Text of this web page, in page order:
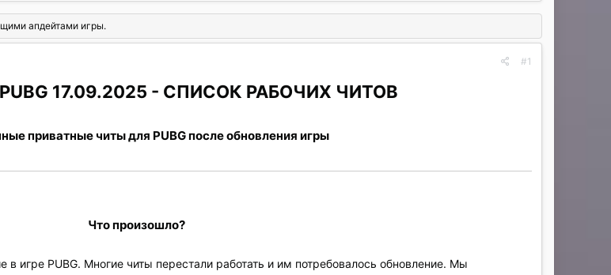
апдейтами игры.
#1
17.09.2025 - СПИСОК РАБОЧИХ ЧИТОВ
приватные читы для PUBG после обновления игры
Что произошло?
игре PUBG. Многие читы перестали работать и им потребовалось обновление. Мы